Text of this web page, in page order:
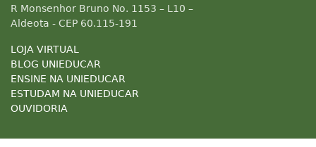
R Monsenhor Bruno No. 1153 – L10 –
Aldeota - CEP 60.115-191
LOJA VIRTUAL
BLOG UNIEDUCAR
ENSINE NA UNIEDUCAR
ESTUDAM NA UNIEDUCAR
OUVIDORIA